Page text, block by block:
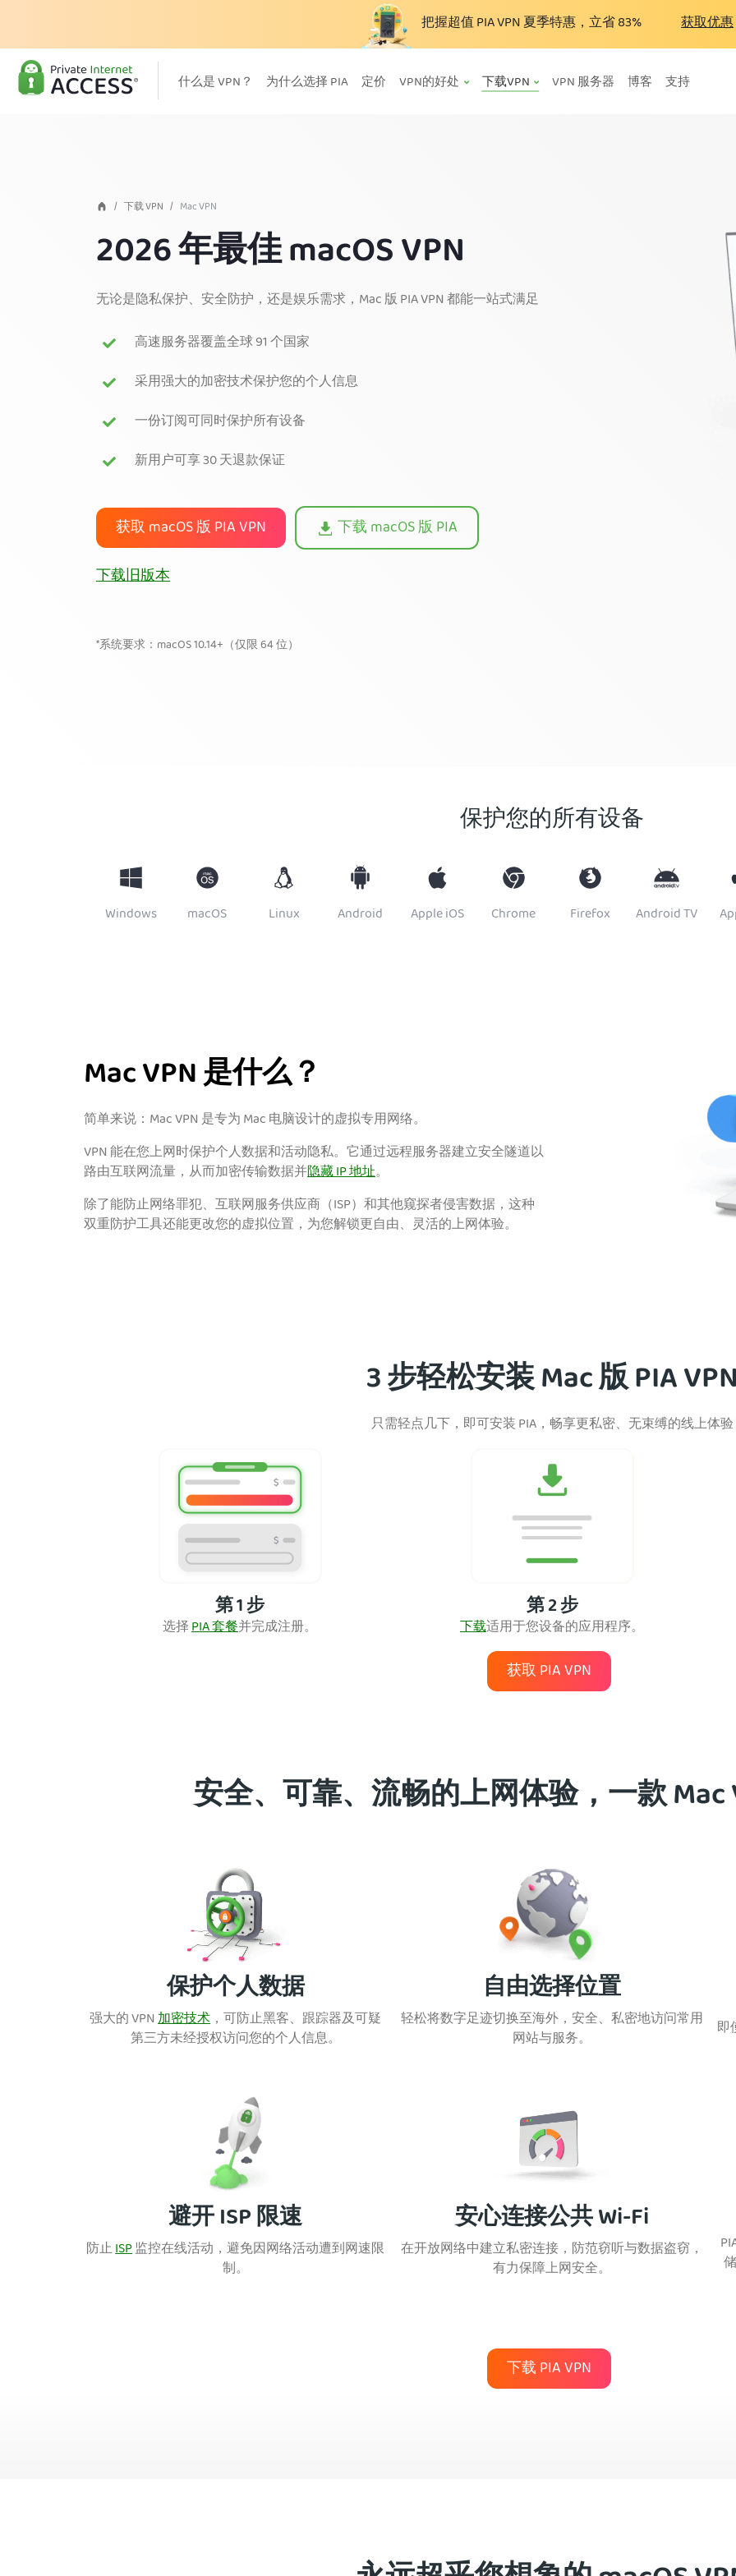
把握超值 PIA VPN 夏季特惠，立省83% 获取优惠
什么是 VPN？ 为什么选择 PIA 定价 VPN的好处 下载VPN VPN 服务器 博客 支持
下载 VPN Mac VPN
2026 年最佳 macOS VPN
无论是隐私保护、安全防护，还是娱乐需求，Mac 版 PIA VPN 都能一站式满足
高速服务器覆盖全球 91 个国家
采用强大的加密技术保护您的个人信息
一份订阅可同时保护所有设备
新用户可享 30 天退款保证
获取 macOS 版 PIA VPN
下载 macOS 版 PIA
下载旧版本
*系统要求：macOS 10.14+（仅限 64 位）
保护您的所有设备
Windows macOS Linux Android Apple iOS Chrome Firefox Android TV
Mac VPN 是什么？
简单来说：Mac VPN 是专为 Mac 电脑设计的虚拟专用网络。
VPN 能在您上网时保护个人数据和活动隐私。它通过远程服务器建立安全隧道以
路由互联网流量，从而加密传输数据并隐藏 IP 地址。
除了能防止网络罪犯、互联网服务供应商（ISP）和其他窥探者侵害数据，这种
双重防护工具还能更改您的虚拟位置，为您解锁更自由、灵活的上网体验。
3 步轻松安装 Mac 版 PIA
只需轻点几下，即可安装 PIA，畅享更私密、无束缚的线上体验
第 1 步
选择PIA 套餐并完成注册。
第 2 步
下载适用于您设备的应用程序。
获取 PIA VPN
安全、可靠、流畅的上网体验，一款 Mac
保护个人数据
强大的 VPN加密技术，可防止黑客、跟踪器及可疑
第三方未经授权访问您的个人信息。
自由选择位置
轻松将数字足迹切换至海外，安全、私密地访问常用
网站与服务。
即
避开 ISP 限速
防止ISP监控在线活动，避免因网络活动遭到网速限
制。
安心连接公共 Wi-Fi
在开放网络中建立私密连接，防范窃听与数据盗窃，
有力保障上网安全。
下载 PIA VPN